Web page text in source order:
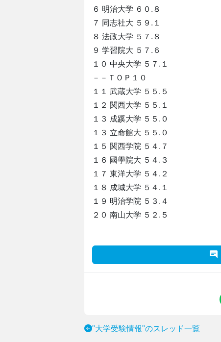
６ 明治大学 ６０.８
７ 同志社大 ５９.１
８ 法政大学 ５７.８
９ 学習院大 ５７.６
１０ 中央大学 ５７.１
－－ＴＯＰ１０
１１ 武蔵大学 ５５.５
１２ 関西大学 ５５.１
１３ 成蹊大学 ５５.０
１３ 立命館大 ５５.０
１５ 関西学院 ５４.７
１６ 國學院大 ５４.３
１７ 東洋大学 ５４.２
１８ 成城大学 ５４.１
１９ 明治学院 ５３.４
２０ 南山大学 ５２.５
"大学受験情報"のスレッド一覧